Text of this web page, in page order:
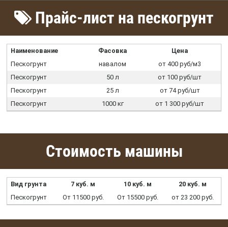
Прайс-лист на пескогрунт
Наименование Фасовка
Цена
Пескогрунт
навалом
от 400 руб/м3
Пескогрунт
50 л
от 100 руб/шт
Пескогрунт
25 л
от 74 руб/шт
Пескогрунт
1000 кг от 1 300 руб/шт
Стоимость машины
Вид грунта 7 куб. м 10 куб. м
20 куб. м
Пескогрунт
От 11500 руб. От 15500 руб. от 23 200 руб.